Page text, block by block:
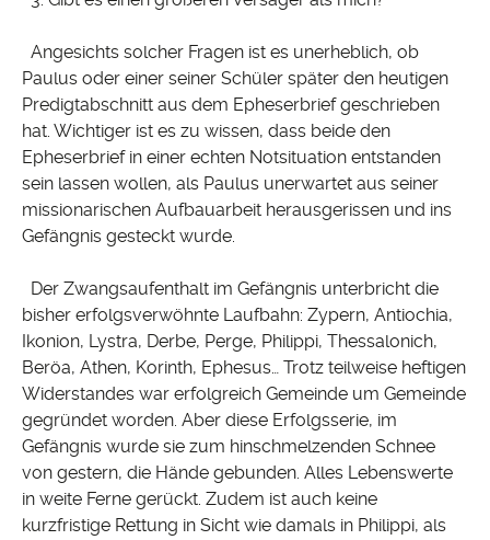
Angesichts solcher Fragen ist es unerheblich, ob
Paulus oder einer seiner Schüler später den heutigen
Predigtabschnitt aus dem Epheserbrief geschrieben
hat. Wichtiger ist es zu wissen, dass beide den
Epheserbrief in einer echten Notsituation entstanden
sein lassen wollen, als Paulus unerwartet aus seiner
missionarischen Aufbauarbeit herausgerissen und ins
Gefängnis gesteckt wurde.
Der Zwangsaufenthalt im Gefängnis unterbricht die
bisher erfolgsverwöhnte Laufbahn: Zypern, Antiochia,
Ikonion, Lystra, Derbe, Perge, Philippi, Thessalonich,
Beröa, Athen, Korinth, Ephesus… Trotz teilweise heftigen
Widerstandes war erfolgreich Gemeinde um Gemeinde
gegründet worden. Aber diese Erfolgsserie, im
Gefängnis wurde sie zum hinschmelzenden Schnee
von gestern, die Hände gebunden. Alles Lebenswerte
in weite Ferne gerückt. Zudem ist auch keine
kurzfristige Rettung in Sicht wie damals in Philippi, als